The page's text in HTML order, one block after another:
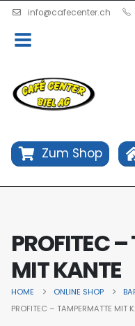
info@cafecenter.ch
Zum Shop
PROFITEC
MIT KANTE
HOME ONLINE SHOP
PROFITEC – TAMPERMATTE MIT